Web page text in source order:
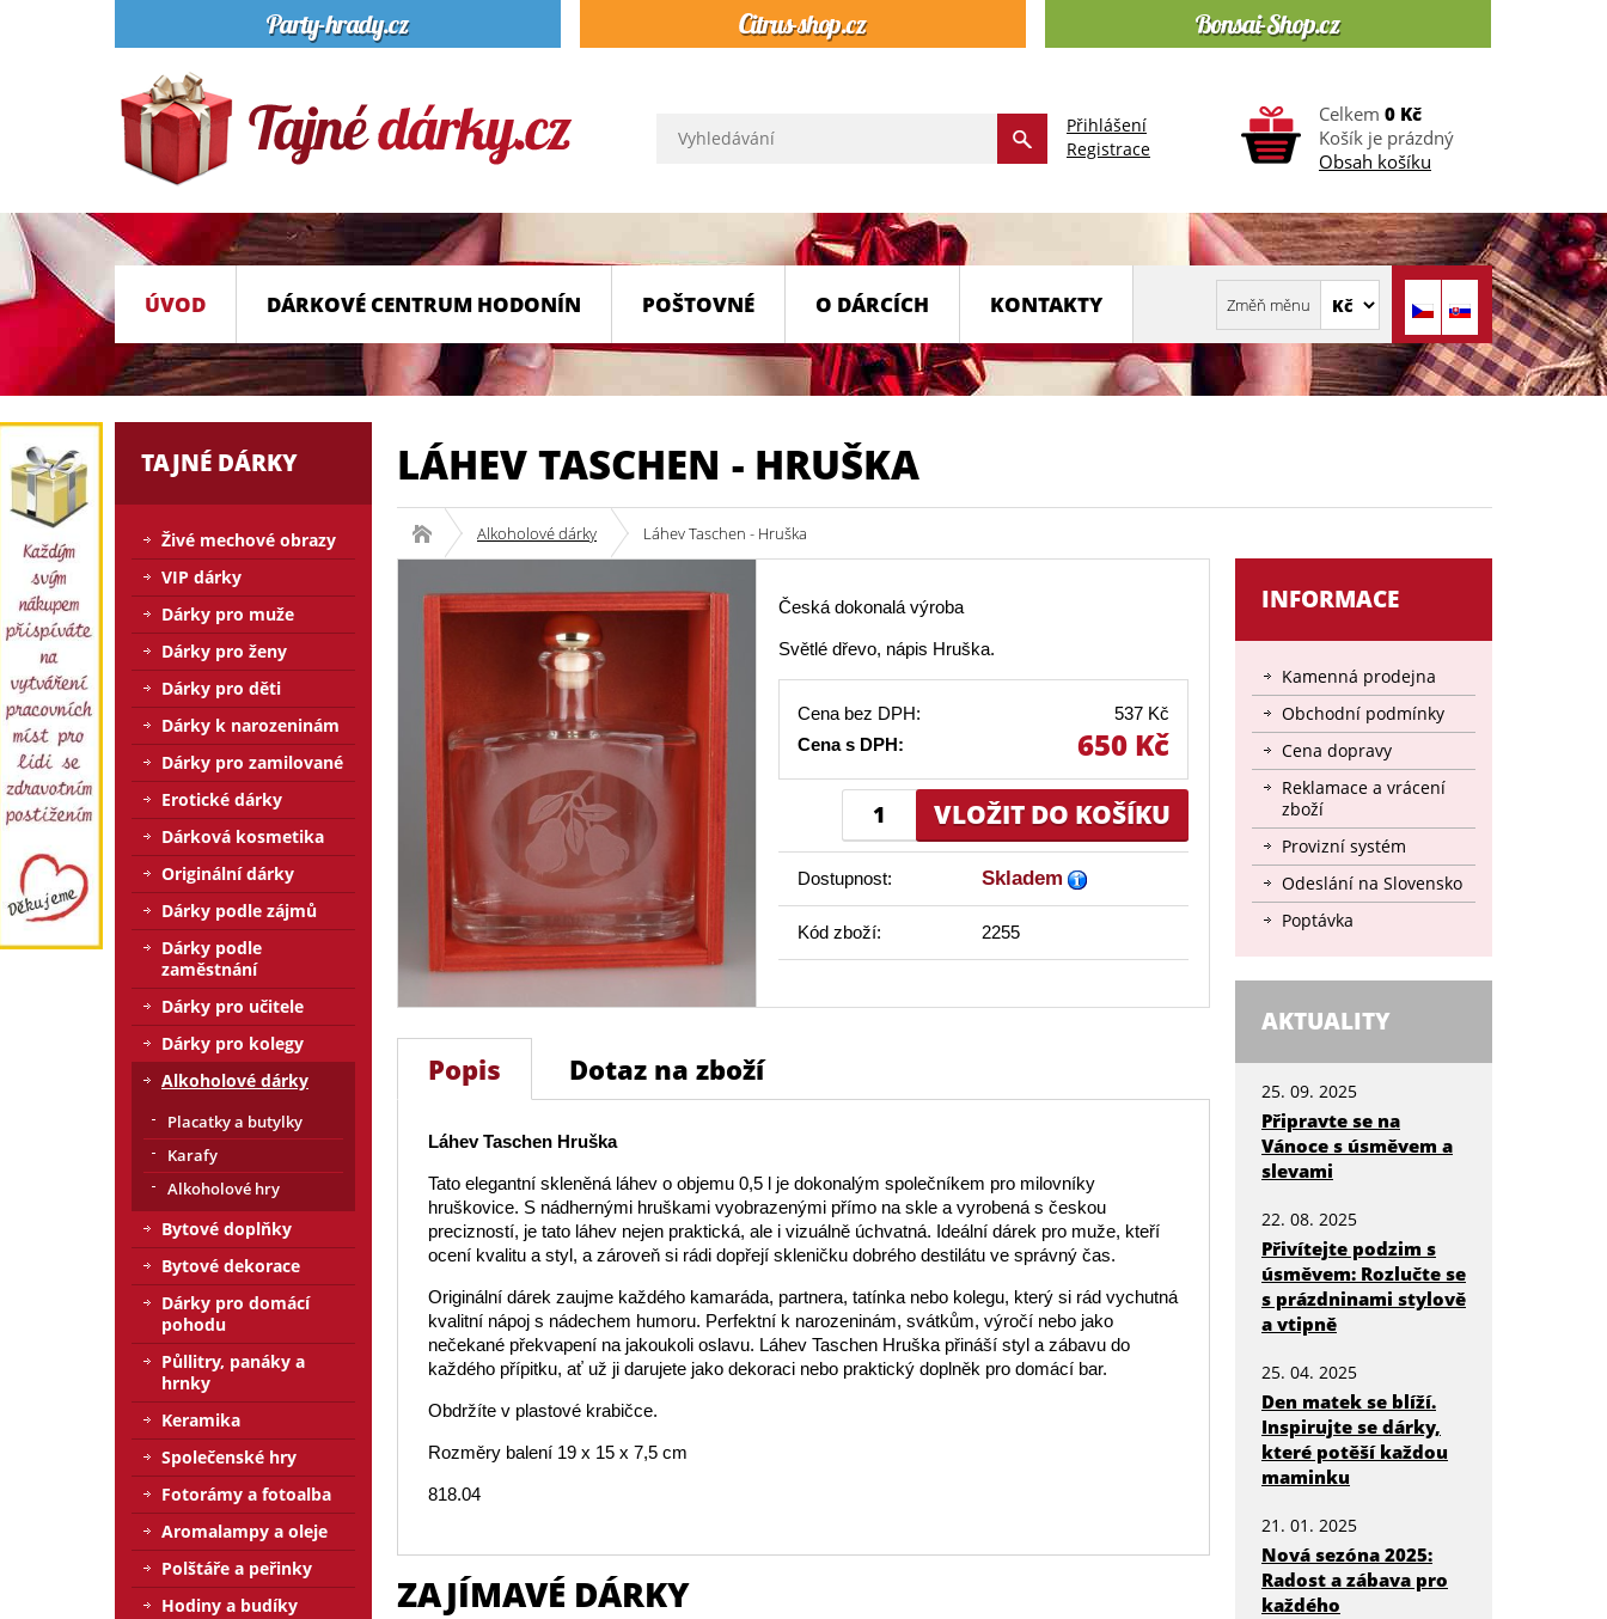
Přihlášení
Registrace
Celkem 0 Kč
Košík je prázdný
Obsah košíku
ÚVOD DÁRKOVÉ CENTRUM HODONÍN POŠTOVNÉ O DÁRCÍCH KONTAKTY
LÁHEV TASCHEN - HRUŠKA
Alkoholové dárky Láhev Taschen - Hruška
Česká dokonalá výroba
Světlé dřevo, nápis Hruška.
Cena bez DPH:
537 Kč
Cena s DPH:
650 Kč
Dostupnost: Skladem
Kód zboží: 2255
Popis Dotaz na zboží
Láhev Taschen Hruška
Tato elegantní skleněná láhev o objemu 0,5 l je dokonalým společníkem pro milovníky
hruškovice. S nádhernými hruškami vyobrazenými přímo na skle a vyrobená s českou
precizností, je tato láhev nejen praktická, ale i vizuálně úchvatná. Ideální dárek pro muže, kteří
ocení kvalitu a styl, a zároveň si rádi dopřejí skleničku dobrého destilátu ve správný čas.
Originální dárek zaujme každého kamaráda, partnera, tatínka nebo kolegu, který si rád vychutná
kvalitní nápoj s nádechem humoru. Perfektní k narozeninám, svátkům, výročí nebo jako
nečekané překvapení na jakoukoli oslavu. Láhev Taschen Hruška přináší styl a zábavu do
každého přípitku, ať už ji darujete jako dekoraci nebo praktický doplněk pro domácí bar.
Obdržíte v plastové krabičce.
Rozměry balení 19 x 15 x 7,5 cm
818.04
ZAJÍMAVÉ DÁRKY
INFORMACE
Kamenná prodejna
Obchodní podmínky
Cena dopravy
Reklamace a vrácení
zboží
Provizní systém
Odeslání na Slovensko
Poptávka
AKTUALITY
25. 09. 2025
Připravte se na
Vánoce s úsměvem a
slevami
22. 08. 2025
Přivítejte podzim s
úsměvem: Rozlučte se
s prázdninami stylově
a vtipně
25. 04. 2025
Den matek se blíží.
Inspirujte se dárky,
které potěší každou
maminku
21. 01. 2025
Nová sezóna 2025:
Radost a zábava pro
každého
TAJNÉ DÁRKY
Živé mechové obrazy
VIP dárky
Dárky pro muže
Dárky pro ženy
Dárky pro děti
Dárky k narozeninám
Dárky pro zamilované
Erotické dárky
Dárková kosmetika
Originální dárky
Dárky podle zájmů
Dárky podle
zaměstnání
Dárky pro učitele
Dárky pro kolegy
Alkoholové dárky
Placatky a butylky
Karafy
Alkoholové hry
Bytové doplňky
Bytové dekorace
Dárky pro domácí
pohodu
Půllitry, panáky a
hrnky
Keramika
Společenské hry
Fotorámy a fotoalba
Aromalampy a oleje
Polštáře a peřinky
Hodiny a budíky